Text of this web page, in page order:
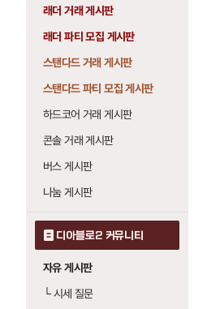
래더 거래 게시판
래더 파티 모집 게시판
스탠다드 거래 게시판
스탠다드 파티 모집 게시판
하드코어 거래 게시판
콘솔 거래 게시판
버스 게시판
나눔 게시판
디아블로2 커뮤니티
자유 게시판
└시세 질문